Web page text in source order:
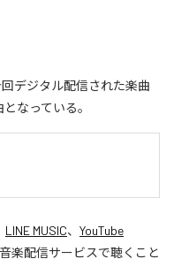
回デジタル配信された楽曲
となっている。
LINE MUSIC、 YouTube
楽配信サービスで聴くこと